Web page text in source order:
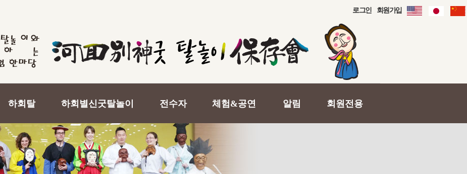
로그인 회원가입
하회탈 하회별신굿탈놀이 전수자 체험&공연 알림 회원전용